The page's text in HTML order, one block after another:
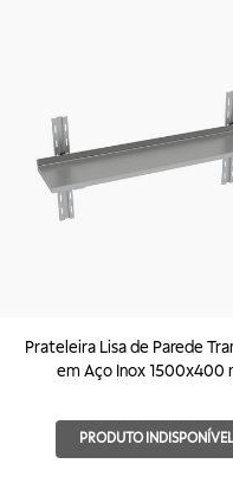
Prateleira Lisa de Parede
em Aço Inox 1500x400
PRODUTO INDISPONÍVEL